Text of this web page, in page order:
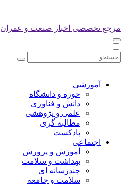
مرجع تخصصی اخبار صنعت و عمران
آموزشی
حوزه و دانشگاه
دانش و فناوری
علمی و پژوهشی
مطالبه گری
پادکست
اجتماعی
آموزش و پرورش
بهداشت و سلامت
چندرسانه ای
سلامت و جامعه